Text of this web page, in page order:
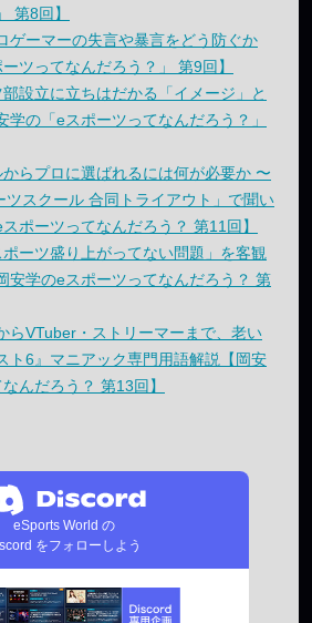
第8回】
ゲーマーの失言や暴言をどう防ぐか
ーツってなんだろう？」 第9回】
設立に立ちはだかる「イメージ」と
学の「eスポーツってなんだろう？」
らプロに選ばれるには何が必要か 〜
ツスクール 合同トライアウト」で聞い
ポーツってなんだろう？ 第11回】
ーツ盛り上がってない問題」を客観
安学のeスポーツってなんだろう？ 第
らVTuber・ストリーマーまで、老い
ト6』マニアック専門用語解説【岡安
んだろう？ 第13回】
eSports World の
をフォローしよう